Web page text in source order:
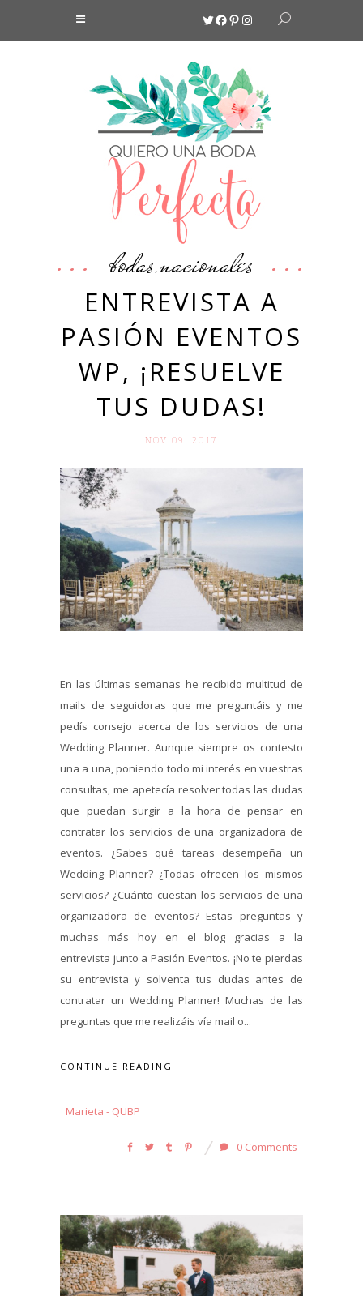
Twitter
Facebook
Pinterest
Instagram
bodas,nacionales
ENTREVISTA A
PASIÓN EVENTOS
WP, ¡RESUELVE
TUS DUDAS!
NOV 09. 2017
En las últimas semanas he recibido multitud de
mails de seguidoras que me preguntáis y me
pedís consejo acerca de los servicios de una
Wedding Planner. Aunque siempre os contesto
una a una, poniendo todo mi interés en vuestras
consultas, me apetecía resolver todas las dudas
que puedan surgir a la hora de pensar en
contratar los servicios de una organizadora de
eventos. ¿Sabes qué tareas desempeña un
Wedding Planner? ¿Todas ofrecen los mismos
servicios? ¿Cuánto cuestan los servicios de una
organizadora de eventos? Estas preguntas y
muchas más hoy en el blog gracias a la
entrevista junto a Pasión Eventos. ¡No te pierdas
su entrevista y solventa tus dudas antes de
contratar un Wedding Planner! Muchas de las
preguntas que me realizáis vía mail o...
CONTINUE READING
Marieta - QUBP
0 Comments